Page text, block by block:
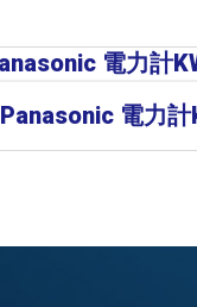
Panasonic 電力計